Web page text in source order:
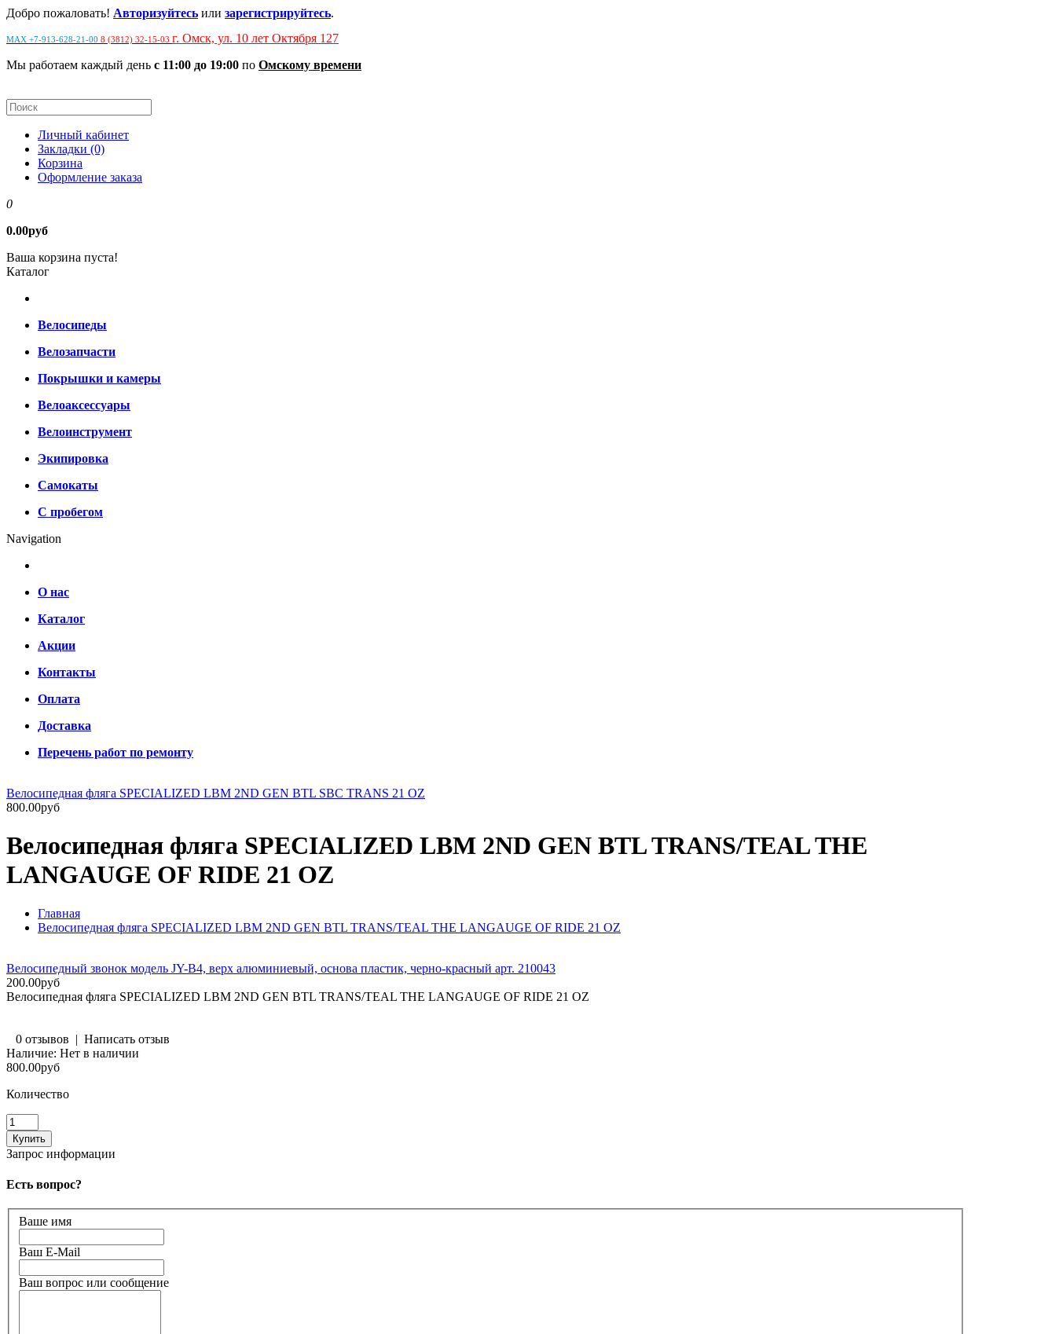
Добро пожаловать! Авторизуйтесь или зарегистрируйтесь.
MAX +7-913-628-21-00 8 (3812) 32-15-03 г. Омск, ул. 10 лет Октября 127
Мы работаем каждый день с 11:00 до 19:00 по Омскому времени
Личный кабинет
Закладки (0)
Корзина
Оформление заказа
0
0.00руб
Ваша корзина пуста!
Каталог
Велосипеды
Велозапчасти
Покрышки и камеры
Велоаксессуары
Велоинструмент
Экипировка
Самокаты
С пробегом
Navigation
О нас
Каталог
Акции
Контакты
Оплата
Доставка
Перечень работ по ремонту
Велосипедная фляга SPECIALIZED LBM 2ND GEN BTL SBC TRANS 21 OZ
800.00руб
Велосипедная фляга SPECIALIZED LBM 2ND GEN BTL TRANS/TEAL THE
LANGAUGE OF RIDE 21 OZ
Главная
Велосипедная фляга SPECIALIZED LBM 2ND GEN BTL TRANS/TEAL THE LANGAUGE OF RIDE 21 OZ
Велосипедный звонок модель JY-B4, верх алюминиевый, основа пластик, черно-красный арт. 210043
200.00руб
Велосипедная фляга SPECIALIZED LBM 2ND GEN BTL TRANS/TEAL THE LANGAUGE OF RIDE 21 OZ
0 отзывов | Написать отзыв
Наличие: Нет в наличии
800.00руб
Количество
Запрос информации
Есть вопрос?
Ваше имя
Ваш E-Mail
Ваш вопрос или сообщение